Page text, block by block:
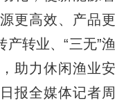
更高效、产品更
转业、“三无”渔
助力休闲渔业安
报全媒体记者周